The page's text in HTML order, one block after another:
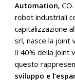
Automation,
robot industriali
capitalizzazione
srl, nasce la joint
Il 40% della joint
questo
sviluppo e